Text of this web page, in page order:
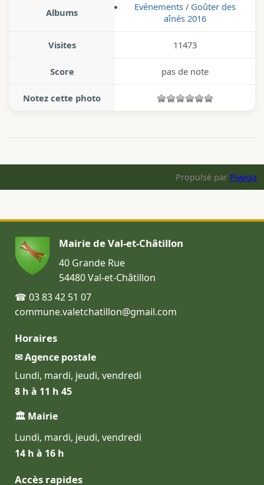
Albums Evénements / Goûter des
aînés 2016
Visites 11473
Score pas de note
Notez cette photo
Propulsé par Piwigo
Mairie de Val-et-Châtillon
40 Grande Rue
54480 Val-et-Châtillon
☎ 03 83 42 51 07
commune.valetchatillon@gmail.com
Horaires
✉ Agence postale
Lundi, mardi, jeudi, vendredi
8 h à 11 h 45
🏛 Mairie
Lundi, mardi, jeudi, vendredi
14 h à 16 h
Accès rapides